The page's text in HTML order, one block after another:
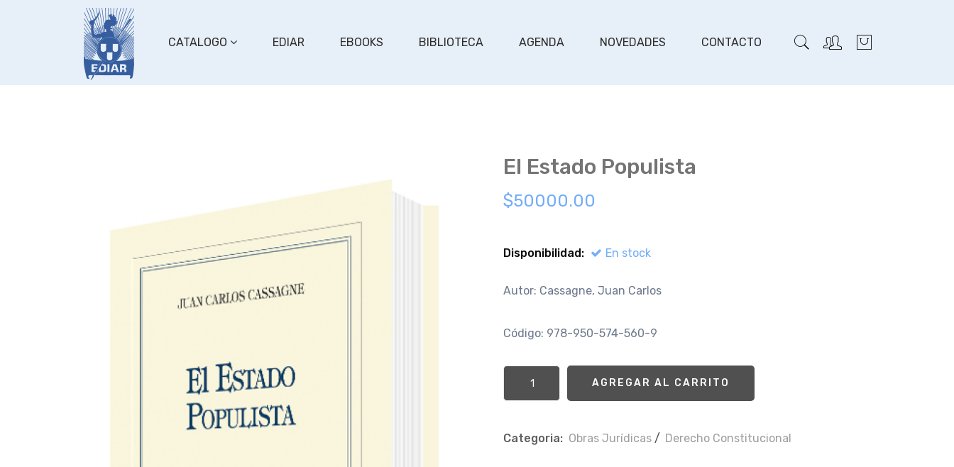
CATALOGO EDIAR EBOOKS BIBLIOTECA AGENDA NOVEDADES CONTACTO
El Estado Populista
$50000.00
Disponibilidad: En stock
Autor: Cassagne, Juan Carlos
Código: 978-950-574-560-9
AGREGAR AL CARRITO
Categoria: Obras Jurí­dicas / Derecho Constitucional